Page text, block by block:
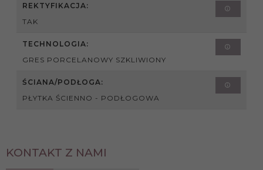
REKTYFIKACJA:
TAK
TECHNOLOGIA:
GRES PORCELANOWY SZKLIWIONY
ŚCIANA/PODŁOGA:
PŁYTKA ŚCIENNO - PODŁOGOWA
KONTAKT Z NAMI